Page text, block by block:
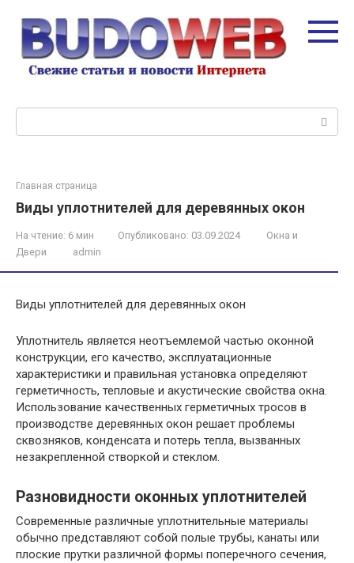
контенту
Главная страница
Виды уплотнителей для деревянных окон
На чтение: 6 мин Опубликовано: 03.09.2024
Окна и
Двери
admin
Виды уплотнителей для деревянных окон
Уплотнитель является неотъемлемой частью оконной
конструкции, его качество, эксплуатационные
характеристики и правильная установка определяют
герметичность, тепловые и акустические свойства окна.
Использование качественных герметичных тросов в
производстве деревянных окон решает проблемы
сквозняков, конденсата и потерь тепла, вызванных
незакрепленной створкой и стеклом.
Разновидности оконных уплотнителей
Современные различные уплотнительные материалы
обычно представляют собой полые трубы, канаты или
плоские прутки различной формы поперечного сечения,